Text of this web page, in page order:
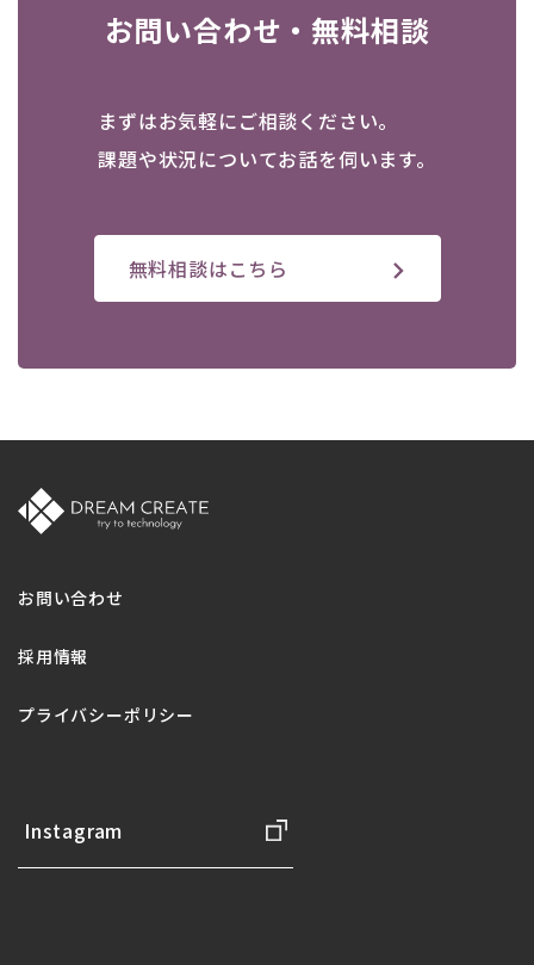
お問い合わせ・無料相談
まずはお気軽にご相談ください。
課題や状況についてお話を伺います。
無料相談はこちら
お問い合わせ
採用情報
プライバシーポリシー
Instagram